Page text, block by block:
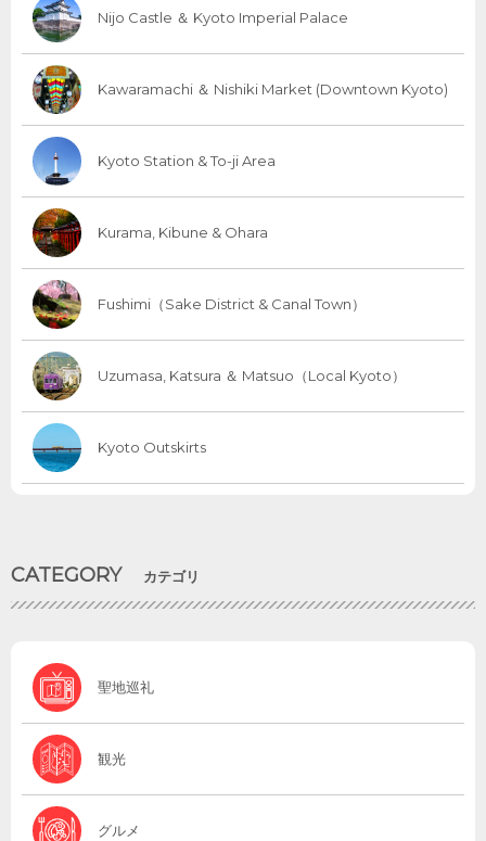
Nijo Castle ＆ Kyoto Imperial Palace
Kawaramachi ＆ Nishiki Market (Downtown Kyoto)
Kyoto Station & To-ji Area
Kurama, Kibune & Ohara
Fushimi（Sake District & Canal Town）
Uzumasa, Katsura ＆ Matsuo（Local Kyoto）
Kyoto Outskirts
CATEGORY カテゴリ
聖地巡礼
観光
グルメ